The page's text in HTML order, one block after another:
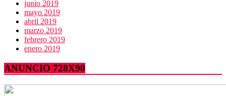
junio 2019
mayo 2019
abril 2019
marzo 2019
febrero 2019
enero 2019
ANUNCIO 728X90